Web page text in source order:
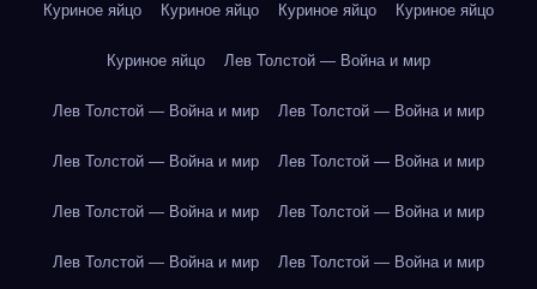
Куриное яйцо Куриное яйцо Куриное яйцо Куриное яйцо
Куриное яйцо Лев Толстой — Война и мир
Лев Толстой — Война и мир Лев Толстой — Война и мир
Лев Толстой — Война и мир Лев Толстой — Война и мир
Лев Толстой — Война и мир Лев Толстой — Война и мир
Лев Толстой — Война и мир Лев Толстой — Война и мир